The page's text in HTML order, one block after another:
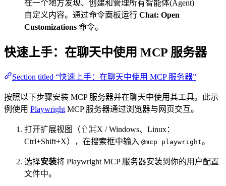
在一个地方发现、创建和管理所有智能体(Agent)
自定义内容。通过命令面板运行 Chat: Open
Customizations 命令。
快速上手：在聊天中使用 MCP 服务器
Section titled “快速上手：在聊天中使用 MCP 服务器”
按照以下步骤安装 MCP 服务器并在聊天中使用其工具。此示
例使用 Playwright MCP 服务器通过浏览器与网页交互。
打开扩展视图（⇧⌘X / Windows、Linux：
Ctrl+Shift+X），在搜索框中输入 @mcp playwright。
选择安装将 Playwright MCP 服务器安装到你的用户配置
文件中。